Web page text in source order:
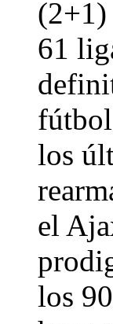
(2+1)
61
los
el
los